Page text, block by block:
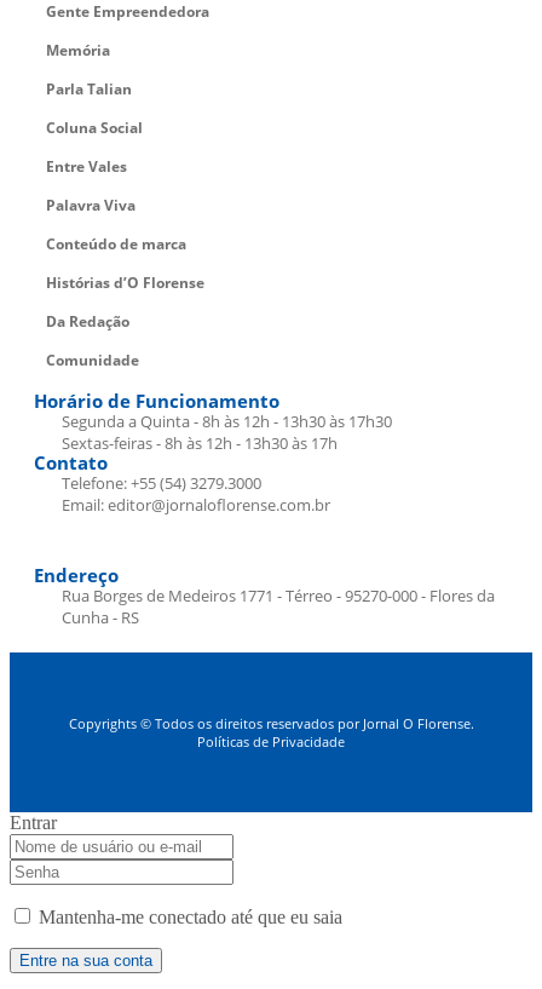
Gente Empreendedora
Memória
Parla Talian
Coluna Social
Entre Vales
Palavra Viva
Conteúdo de marca
Histórias d’O Florense
Da Redação
Comunidade
Horário de Funcionamento
Segunda a Quinta - 8h às 12h - 13h30 às 17h30
Sextas-feiras - 8h às 12h - 13h30 às 17h
Contato
Telefone: +55 (54) 3279.3000
Email: editor@jornaloflorense.com.br
Endereço
Rua Borges de Medeiros 1771 - Térreo - 95270-000 - Flores da
Cunha - RS
Copyrights © Todos os direitos reservados por Jornal O Florense.
Políticas de Privacidade
Entrar
Mantenha-me conectado até que eu saia